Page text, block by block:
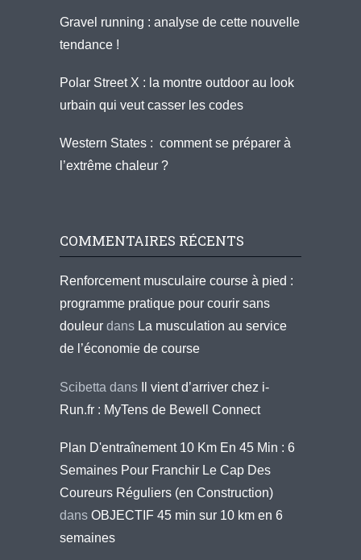
Gravel running : analyse de cette nouvelle
tendance !
Polar Street X : la montre outdoor au look
urbain qui veut casser les codes
Western States : comment se préparer à
l’extrême chaleur ?
COMMENTAIRES RÉCENTS
Renforcement musculaire course à pied :
programme pratique pour courir sans
douleur dans La musculation au service
de l’économie de course
Scibetta dans
Il vient d’arriver chez i-
Run.fr : MyTens de Bewell Connect
Plan D'entraînement 10 Km En 45 Min : 6
Semaines Pour Franchir Le Cap Des
Coureurs Réguliers (en Construction)
dans OBJECTIF 45 min sur 10 km en 6
semaines